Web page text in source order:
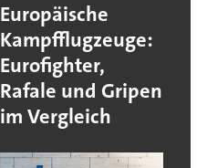
Europäische
Kampfflugzeuge:
Eurofighter,
Rafale und Gripen
im Vergleich